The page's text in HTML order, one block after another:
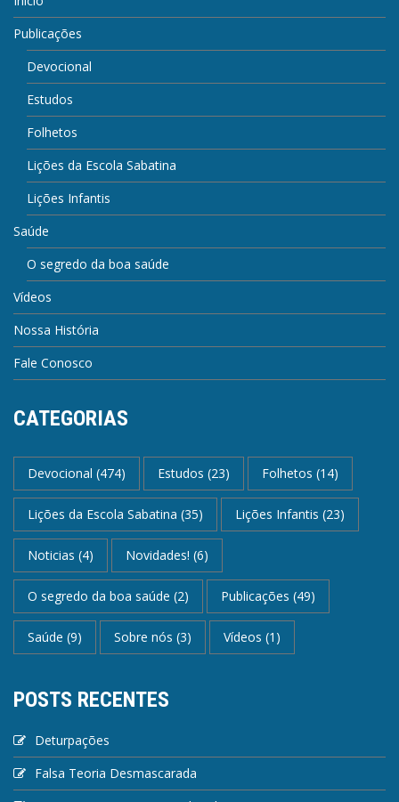
Publicações
Devocional
Estudos
Folhetos
Lições da Escola Sabatina
Lições Infantis
Saúde
O segredo da boa saúde
Vídeos
Nossa História
Fale Conosco
CATEGORIAS
Devocional (474) Estudos (23) Folhetos (14)
Lições da Escola Sabatina (35) Lições Infantis (23)
Noticias (4) Novidades! (6)
O segredo da boa saúde (2) Publicações (49)
Saúde (9) Sobre nós (3) Vídeos (1)
POSTS RECENTES
Deturpações
Falsa Teoria Desmascarada